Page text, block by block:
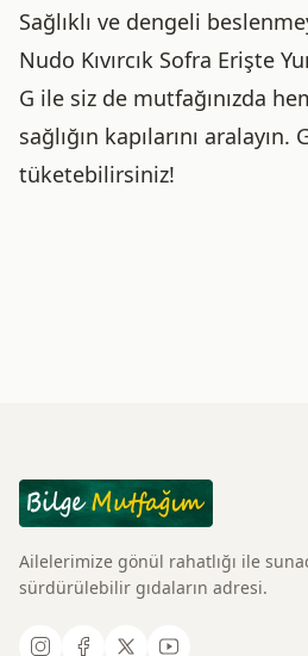
Sağlıklı ve dengeli
Nudo Kıvırcık Sofra Erişte
G ile siz de mutfağınızda
sağlığın kapılarını
tüketebilirsiniz!
Ailelerimize gönül rahatlığı ile
sürdürülebilir gıdaların adresi.